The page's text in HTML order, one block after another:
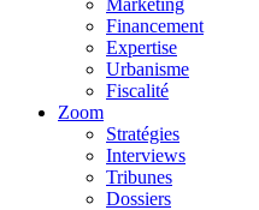
Marketing
Financement
Expertise
Urbanisme
Fiscalité
Zoom
Stratégies
Interviews
Tribunes
Dossiers